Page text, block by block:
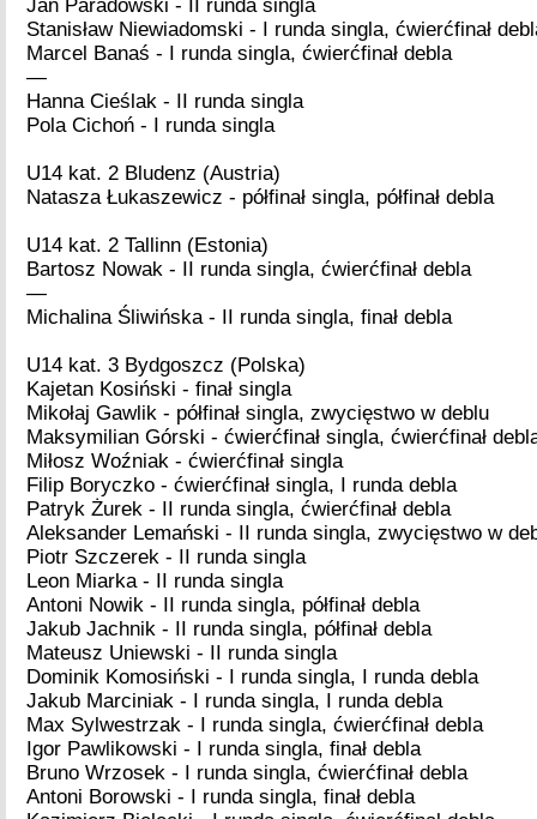
Jan Paradowski - II runda singla
Stanisław Niewiadomski - I runda singla, ćwierćfinał
Marcel Banaś - I runda singla, ćwierćfinał debla
—
Hanna Cieślak - II runda singla
Pola Cichoń - I runda singla
U14 kat. 2 Bludenz (Austria)
Natasza Łukaszewicz - półfinał singla, półfinał debla
U14 kat. 2 Tallinn (Estonia)
Bartosz Nowak - II runda singla, ćwierćfinał debla
—
Michalina Śliwińska - II runda singla, finał debla
U14 kat. 3 Bydgoszcz (Polska)
Kajetan Kosiński - finał singla
Mikołaj Gawlik - półfinał singla, zwycięstwo w deblu
Maksymilian Górski - ćwierćfinał singla, ćwierćfinał
Miłosz Woźniak - ćwierćfinał singla
Filip Boryczko - ćwierćfinał singla, I runda debla
Patryk Żurek - II runda singla, ćwierćfinał debla
Aleksander Lemański - II runda singla, zwycięstwo w
Piotr Szczerek - II runda singla
Leon Miarka - II runda singla
Antoni Nowik - II runda singla, półfinał debla
Jakub Jachnik - II runda singla, półfinał debla
Mateusz Uniewski - II runda singla
Dominik Komosiński - I runda singla, I runda debla
Jakub Marciniak - I runda singla, I runda debla
Max Sylwestrzak - I runda singla, ćwierćfinał debla
Igor Pawlikowski - I runda singla, finał debla
Bruno Wrzosek - I runda singla, ćwierćfinał debla
Antoni Borowski - I runda singla, finał debla